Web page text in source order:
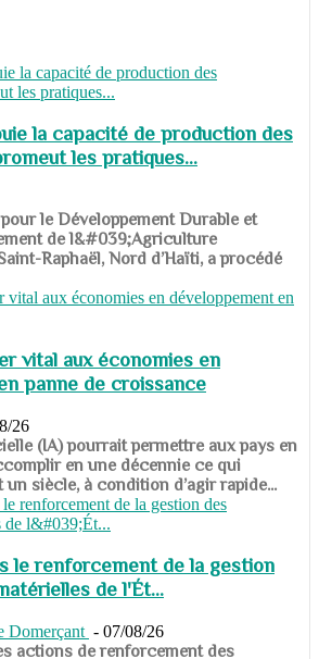
la capacité de production des
les pratiques...
le Développement Durable et
de l&#039;Agriculture
Raphaël, Nord d’Haïti, a procédé
vital aux économies en
panne de croissance
26
(IA) pourrait permettre aux pays en
en une décennie ce qui
siècle, à condition d’agir rapide...
le renforcement de la gestion
de l'Ét...
Domerçant - 07/08/26
actions de renforcement des